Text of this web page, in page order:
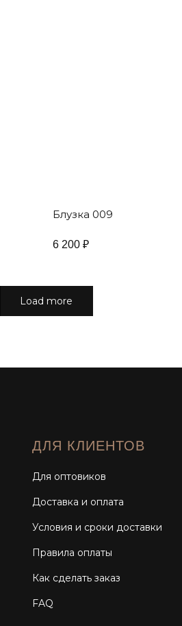
Блузка 009
6 200 ₽
Load more
ДЛЯ КЛИЕНТОВ
Для оптовиков
Доставка и оплата
Условия и сроки доставки
Правила оплаты
Как сделать заказ
FAQ